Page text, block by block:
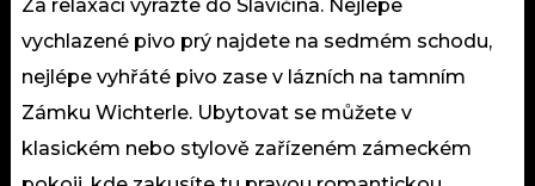
Za relaxací vyrazte do Slavičína. Nejlépe
vychlazené pivo prý najdete na sedmém schodu,
nejlépe vyhřáté pivo zase v lázních na tamním
Zámku Wichterle. Ubytovat se můžete v
klasickém nebo stylově zařízeném zámeckém